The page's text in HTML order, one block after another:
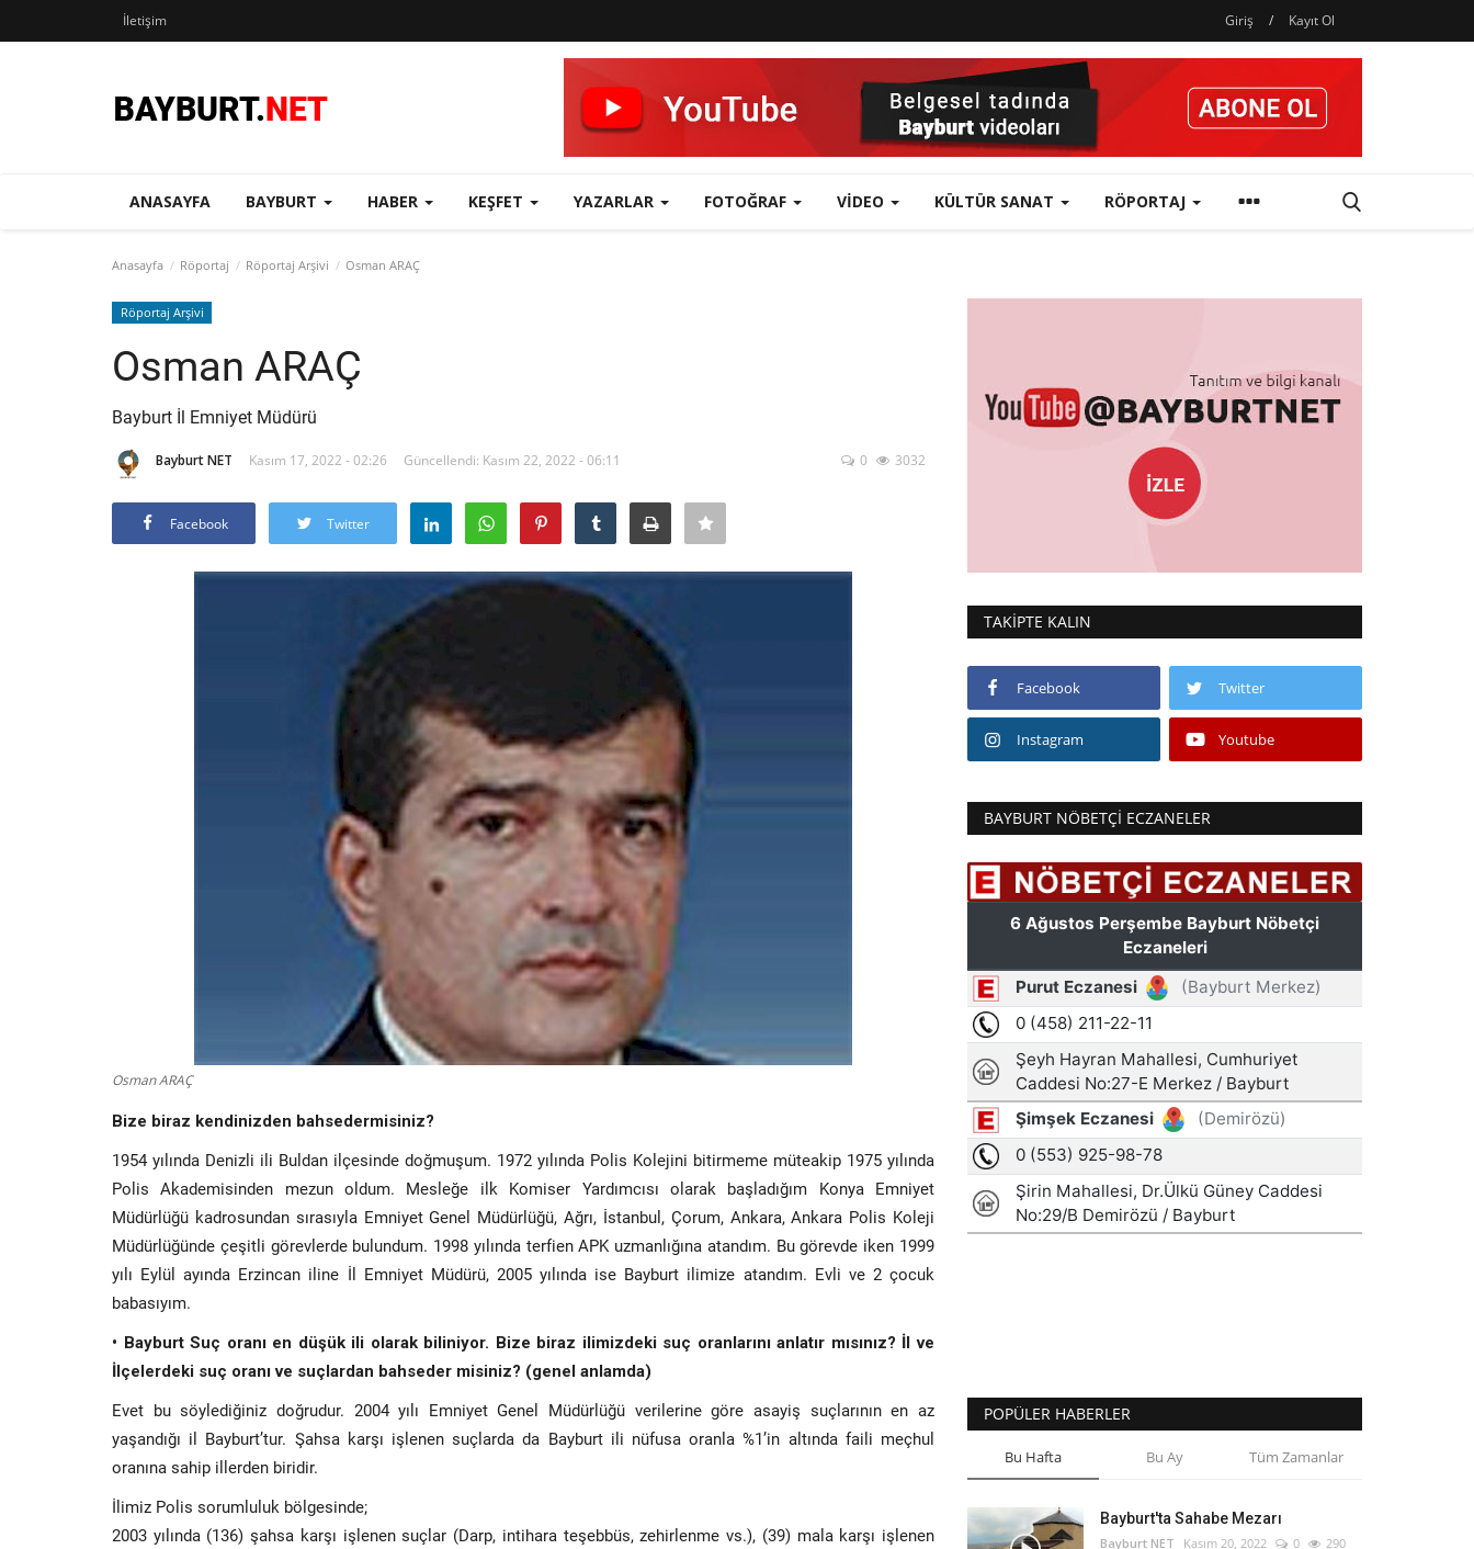
İletişim Giriş / Kayıt Ol
ANASAYFA BAYBURT HABER KEŞFET YAZARLAR FOTOĞRAF VIDEO KÜLTÜR SANAT RÖPORTAJ
Anasayfa Röportaj Röportaj Arşivi Osman ARAÇ
Röportaj Arşivi
Osman ARAÇ
Bayburt İl Emniyet Müdürü
Bayburt NET Kasım 17, 2022 - 02:26 Güncellendi: Kasım 22, 2022 - 06:11 0 3032
Facebook Twitter
Osman ARAÇ
Bize biraz kendinizden bahsedermisiniz?
1954 yılında Denizli ili Buldan ilçesinde doğmuşum. 1972 yılında Polis Kolejini bitirmeme müteakip 1975 yılında
Polis Akademisinden mezun oldum. Mesleğe ilk Komiser Yardımcısı olarak başladığım Konya Emniyet
Müdürlüğü kadrosundan sırasıyla Emniyet Genel Müdürlüğü, Ağrı, İstanbul, Çorum, Ankara, Ankara Polis Koleji
Müdürlüğünde çeşitli görevlerde bulundum. 1998 yılında terfien APK uzmanlığına atandım. Bu görevde iken 1999
yılı Eylül ayında Erzincan iline İl Emniyet Müdürü, 2005 yılında ise Bayburt ilimize atandım. Evli ve 2 çocuk
babasıyım.
• Bayburt Suç oranı en düşük ili olarak biliniyor. Bize biraz ilimizdeki suç oranlarını anlatır mısınız? İl ve
İlçelerdeki suç oranı ve suçlardan bahseder misiniz? (genel anlamda)
Evet bu söylediğiniz doğrudur. 2004 yılı Emniyet Genel Müdürlüğü verilerine göre asayiş suçlarının en az
yaşandığı il Bayburt’tur. Şahsa karşı işlenen suçlarda da Bayburt ili nüfusa oranla %1’in altında faili meçhul
oranına sahip illerden biridir.
İlimiz Polis sorumluluk bölgesinde;
2003 yılında (136) şahsa karşı işlenen suçlar (Darp, intihara teşebbüs, zehirlenme vs.), (39) mala karşı işlenen
TAKIPTE KALIN
Facebook Twitter
Instagram Youtube
BAYBURT NÖBETÇI ECZANELER
POPÜLER HABERLER
Bu Hafta Bu Ay Tüm Zamanlar
Bayburt'ta Sahabe Mezarı
Bayburt NET Kasım 20, 2022 0 290